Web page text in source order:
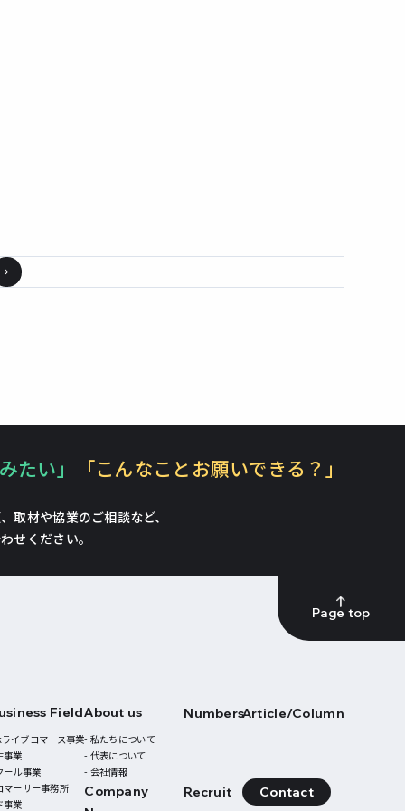
たい」 「こんなことお願いできる？」
取材や協業のご相談など、
せください。
Field
イブコマース事業
事業
ール事業
マーサー事務所
事業
About us
- 私たちについて
- 代表について
- 会社情報
NumbersArticle/Column
Company
Recruit Contact
Page top